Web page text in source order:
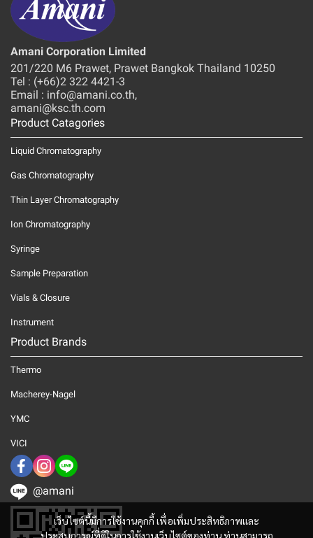
เว็บไซต์นี้มีการใช้งานคุกกี้ เพื่อเพิ่มประสิทธิภาพและ
ประสบการณ์ที่ดีในการใช้งานเว็บไซต์ของท่าน ท่านสามารถ
Amani Corporation Limited
201/220 M6 Prawet, Prawet Bangkok Thailand 10250
Tel : (+66)2 322 4421-3
Email : info@amani.co.th,
amani@ksc.th.com
Product Catagories
Liquid Chromatography
Gas Chromatography
Thin Layer Chromatography
Ion Chromatography
Syringe
Sample Preparation
Vials & Closure
Instrument
Product Brands
Thermo
Macherey-Nagel
YMC
VICI
@amani